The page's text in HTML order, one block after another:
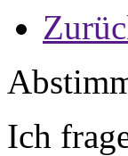
Ich